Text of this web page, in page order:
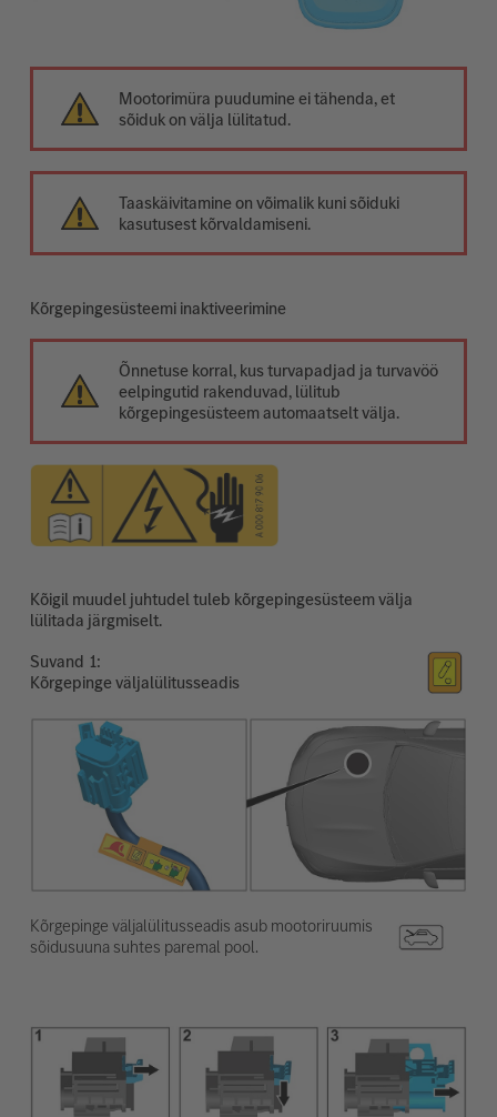
Mootorimüra puudumine ei tähenda, et
sõiduk on välja lülitatud.
Taaskäivitamine on võimalik kuni sõiduki
kasutusest kõrvaldamiseni.
Kõrgepingesüsteemi inaktiveerimine
Õnnetuse korral, kus turvapadjad ja turvavöö
eelpingutid rakenduvad, lülitub
kõrgepingesüsteem automaatselt välja.
Kõigil muudel juhtudel tuleb kõrgepingesüsteem välja
lülitada järgmiselt.
Suvand
Kõrgepinge väljalülitusseadis
Kõrgepinge väljalülitusseadis asub mootoriruumis
sõidusuuna suhtes paremal pool.